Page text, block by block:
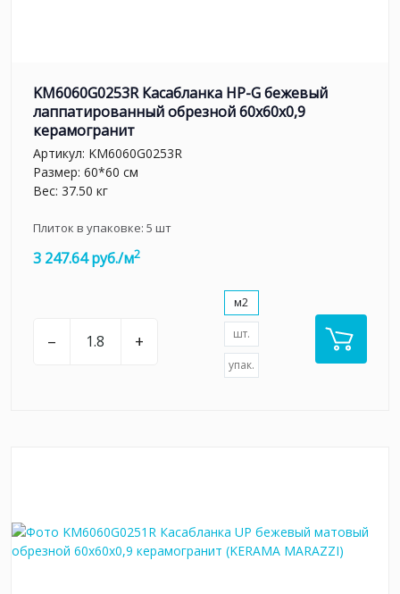
KM6060G0253R Касабланка HP-G бежевый
лаппатированный обрезной 60x60x0,9
керамогранит
Артикул: KM6060G0253R
Размер: 60*60 см
Вес: 37.50 кг
Плиток в упаковке: 5 шт
3 247.64 руб./м2
– +
м2
шт.
упак.